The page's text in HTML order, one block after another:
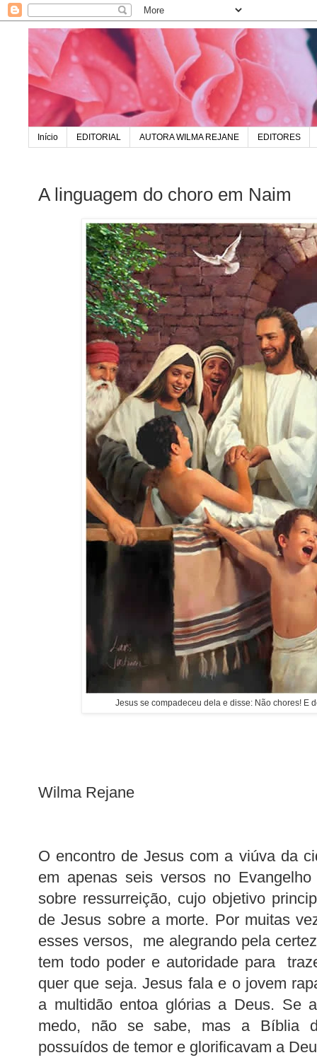
Início EDITORIAL AUTORA WILMA REJANE EDITORES
A linguagem do choro em Naim
Jesus se compadeceu dela e disse: Não chores! E
Wilma Rejane
O encontro de Jesus com a viúva da
em apenas seis versos no
sobre ressurreição, cujo objetivo
de Jesus sobre a morte. Por muitas
esses versos, me alegrando pela
tem todo poder e autoridade para
quer que seja. Jesus fala e o jovem
a multidão entoa glórias a Deus. Se
medo, não se sabe, mas a Bíblia
possuídos de temor e glorificavam a